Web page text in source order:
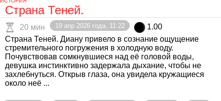
Страна Теней.
20 мин 19 апр 2026 года, 11:22
1.00
Страна Теней. Диану привело в сознание ощущение
стремительного погружения в холодную воду.
Почувствовав сомкнувшиеся над её головой воды,
девушка инстинктивно задержала дыхание, чтобы не
захлебнуться. Открыв глаза, она увидела кружащиеся
около неё ...